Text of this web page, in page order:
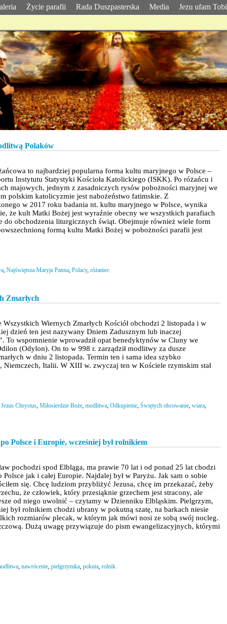
Życie parafii Rada Duszpasterska Media Jezu ufam
Polaków
to najbardziej popularna forma kultu maryjnego w Polsce –
Instytutu Statystyki Kościoła Katolickiego (ISKK). Po różańcu i
majowych, jednym z zasadniczych rysów pobożności maryjnej we
polskim katolicyzmie jest nabożeństwo fatimskie. Z
w 2017 roku badania nt. kultu maryjnego w Polsce, wynika
że kult Matki Bożej jest wyraźnie obecny we wszystkich parafiach
do obchodzenia liturgicznych świąt. Obejmuje również wiele form
formą kultu Matki Bożej w pobożności parafii jest
, Najświętsza Maryja Panna, Polacy, różaniec
Zmarłych
Wszystkich Wiernych Zmarłych Kościół obchodzi 2 listopada i w
dzień ten jest nazywany Dniem Zadusznym lub inaczej
To wspomnienie wprowadził opat benedyktynów w Cluny we
(Odylon). On to w 998 r. zarządził modlitwy za dusze
w dniu 2 listopada. Termin ten i sama idea szybko
Niemczech, Italii. W XIII w. zwyczaj ten w Kościele rzymskim stał
Jezus Chrystus, Miłosierdzie Boże, modlitwa, Odkupienie, Świętych obcowanie, wiara,
Polsce i Europie, wcześniej był rolnikiem
pochodzi spod Elbląga, ma prawie 70 lat i od ponad 25 lat chodzi
Polsce jak i całej Europie. Najdalej był w Paryżu. Jak sam o sobie
się. Chcę ludziom przybliżyć Jezusa, chcę im przekazać, żeby
że człowiek, który przesiąknie grzechem jest stracony, ale
od niego uwolnić – czytamy w Dzienniku Elbląskim. Pielgrzym,
był rolnikiem chodzi ubrany w pokutną szatę, na barkach niesie
rozmiarów plecak, w którym jak mówi nosi ze sobą swój nocleg.
Dużą uwagę przywiązuje do pism ewangelizacyjnych, którymi
, nawrócenie, pielgrzymka, pokuta, rolnik